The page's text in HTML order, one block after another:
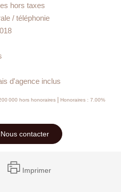
hors taxes
/ téléphonie
d'agence inclus
000 hors honoraires | Honoraires : 7.00%
Nous contacter
Imprimer